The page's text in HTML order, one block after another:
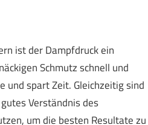
ist der Dampfdruck ein
Schmutz schnell und
und spart Zeit. Gleichzeitig sind
Verständnis des
um die besten Resultate zu